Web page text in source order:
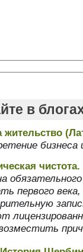
в
жительство
первого